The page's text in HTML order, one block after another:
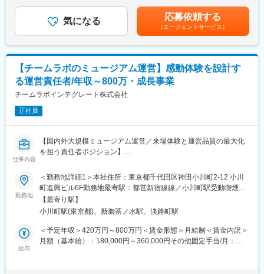
＜中途入社者のバックグラウンド＞
ショップ運営・販売企画、法人営業など
＜活躍をしている中途入社者のキャリアパス実例＞
ェッショナルを目指すことはもちろん、事業運営における改善・
企画スキルを磨くことができます
■出向先について
楽天グループ株式会社で採用となりますが、入社後は楽天トータ
ルソリューションズ株式会社への出向となります。
社名：楽天トータルソリューションズ株式会社
事業内容：会社運営に関連するサービスの、企画や立ち上げ、コ
ンサルティング、現場オペレーションのマネジメントと実行、シ
ステムやインフラの準備・運営を含めたトータルパッケージの提
変更の範囲：会社の定める業務
理体制を強化し、店舗および委託先を含めた現場運営の標準化と
継続的な改善を推進するため、新たに人員を募集します。
施策の実行・定着までを一貫して推進するポジションです。
■具体的な業務内容：
ンプライアンス遵守状況をモニタリングし、品質指標に基づいた
評価・改善を実施
とし込みを推進
・教育・標準化・ルール整備を通じて品質の均一化を図り、継続
■働く環境：
品質管理グループ：9名
マネージャー：1名
メンバー：6名
上記はあくまで想定であり、ご経験、スキルに応じ決定させて頂
きます。■給与改定年2回■賞与年2回賃金はあくまでも目安の金額
であり、選考を通じて上下する可能性があります。月給(月額)は固
定手当を含めた表記です。
気になる 応募依頼する
（エージェントサービス）
【チームラボのミュージアム運営】感動体験を設計す
る運営責任者/年収～800万・成長事業
チームラボインテグレート株式会社
正社員
仕事内容
【国内外大規模ミュージアム運営／来場体験と運営品質の最大化
を担う責任者ポジション】
当社が運営する2,000～20,000平方メートル規模のデジタルアー
トミュージアムにて、現場運営責任者として来場者体験の満足度
向上と運営品質の最大化を推進します。多様なパートナーや関係
部門と連携し、国内外拠点で新たな価値創造に貢献いただきま
す。
■業務詳細
来場者アンケートの企画・実施やそのデータ分析による現場への
勤務地
＜勤務地詳細1＞本社住所：東京都千代田区神田小川町2-12 小川
町進興ビル6F勤務地最寄駅：都営新宿線線／小川町駅受動喫煙対
策：敷地内喫煙可能場所あり＜勤務地詳細2＞国内拠点住所：東京
都 国内ミュージアム（麻布台/豊洲/京都etc）受動喫煙対策：敷地
【最寄り駅】
小川町駅(東京都)、新御茶ノ水駅、淡路町駅
給与
＜予定年収＞420万円～800万円＜賃金形態＞月給制＜賃金内訳＞
月額（基本給）：180,000円～360,000円その他固定手当/月：